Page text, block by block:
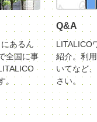
あるん
全国に事
。
Q&A
LITALICO
紹介。利
いてなど
さい。